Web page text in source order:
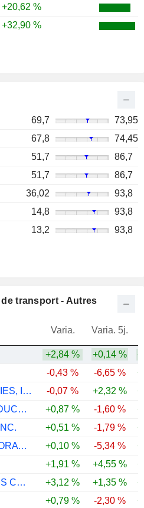
+20,62 %
+32,90 %
69,7
73,95
67,8
74,45
51,7
86,7
51,7
86,7
36,02
93,8
14,8
93,8
13,2 93,8
transport - Autres
Varia. Varia. 5j.
+2,84 % +0,14 %
-0,43 % -6,65 %
WILLIAMS COMPANIES, INC.
-0,07 % +2,32 %
ENTERPRISE PRODUCTS PARTNERS L.P.
+0,87 % -1,60 %
+0,51 % -1,79 %
TC ENERGY CORPORATION
+0,10 % -5,34 %
+1,91 % +4,55 %
TARGA RESOURCES CORP.
+3,12 % +1,35 %
+0,79 % -2,30 %